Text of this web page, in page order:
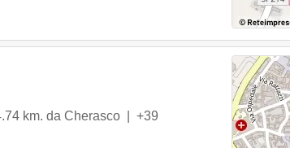
km. da Cherasco | +39